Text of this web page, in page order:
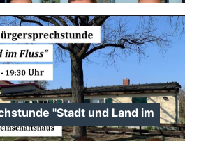
"Stadt und Land im